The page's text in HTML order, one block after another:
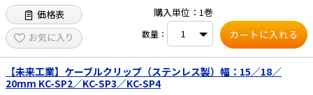
価格表
お気に入り
購入単位：1巻
数量：
【未来工業】ケーブルクリップ（ステンレス製）幅：15／18／
20mm KC-SP2／KC-SP3／KC-SP4